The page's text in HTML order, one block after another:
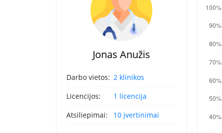
Jonas Anužis
Darbo vietos: 2 klinikos
Licencijos:
1 licencija
Atsiliepimai:
10 įvertinimai